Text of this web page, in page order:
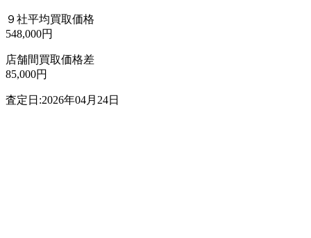
９社平均買取価格
548,000円
店舗間買取価格差
85,000円
査定日:2026年04月24日